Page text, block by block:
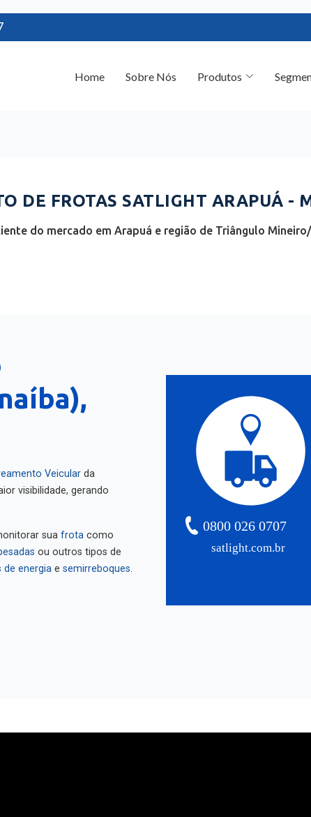
DE FROTAS SATLIGHT ARAPUÁ -
do mercado em Arapuá e região de Triângulo Mineiro/
Veicular
da
visibilidade, gerando
sua frota
ou outros tipos de
de energia semirreboques
satlight.com.br
0800 026 0707